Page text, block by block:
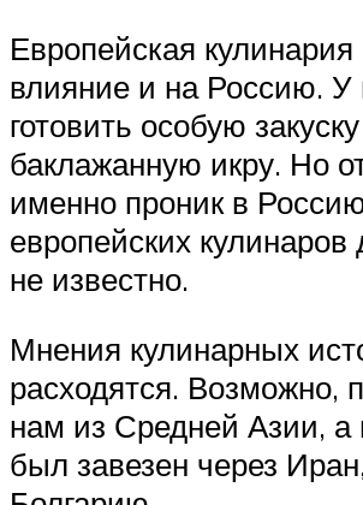
Европейская кулинария
влияние и на Россию. У
готовить особую
баклажанную икру. Но
именно проник в
европейских
не известно.
Мнения кулинарных
расходятся. Возможно,
нам из Средней Азии, а
был завезен через